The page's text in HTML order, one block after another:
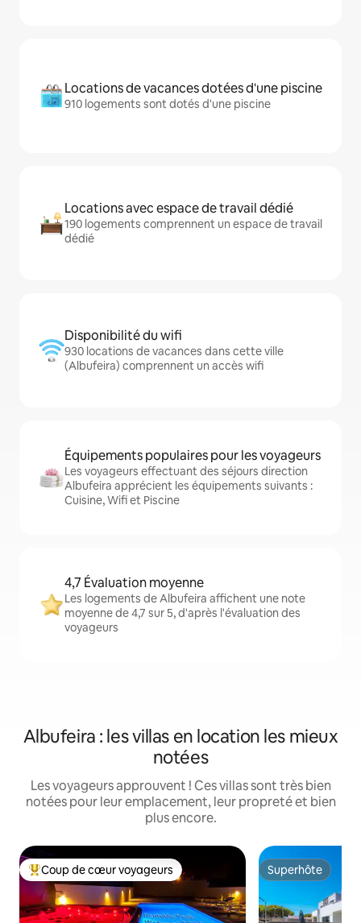
Locations de vacances dotées d'une piscine
910 logements sont dotés d'une piscine
Locations avec espace de travail dédié
190 logements comprennent un espace de travail
dédié
Disponibilité du wifi
930 locations de vacances dans cette ville
(Albufeira) comprennent un accès wifi
Équipements populaires pour les voyageurs
Les voyageurs effectuant des séjours direction
Albufeira apprécient les équipements suivants :
Cuisine, Wifi et Piscine
4,7 Évaluation moyenne
Les logements de Albufeira affichent une note
moyenne de 4,7 sur 5, d'après l'évaluation des
voyageurs
Albufeira : les villas en location les mieux
notées
Les voyageurs approuvent ! Ces villas sont très bien
notées pour leur emplacement, leur propreté et bien
plus encore.
Coups de cœur voyageurs les plus appréciés
Coup de cœur voyageurs Superhôte
Superhôte